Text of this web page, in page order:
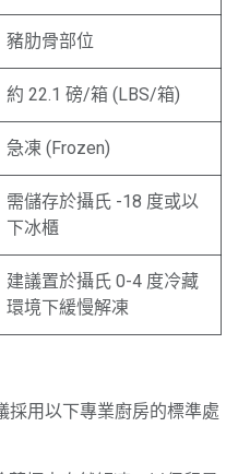
豬肋骨部位
約 22.1 磅/箱 (LBS/箱)
急凍 (Frozen)
需儲存於攝氏 -18 度或以
下冰櫃
建議置於攝氏 0-4 度冷藏
環境下緩慢解凍
採用以下專業廚房的標準處